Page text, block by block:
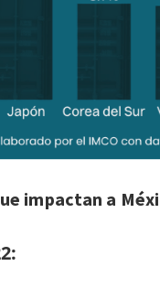
impactan a